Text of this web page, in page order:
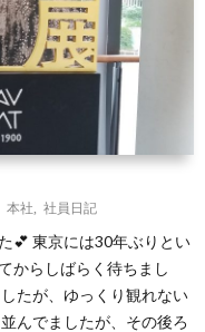
本社 社員日記
💕 東京には30年ぶりとい
からしばらく待ちまし
たが、ゆっくり観れない
んでましたが、その後ろ